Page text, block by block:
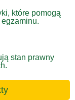
które pomogą
stan prawny